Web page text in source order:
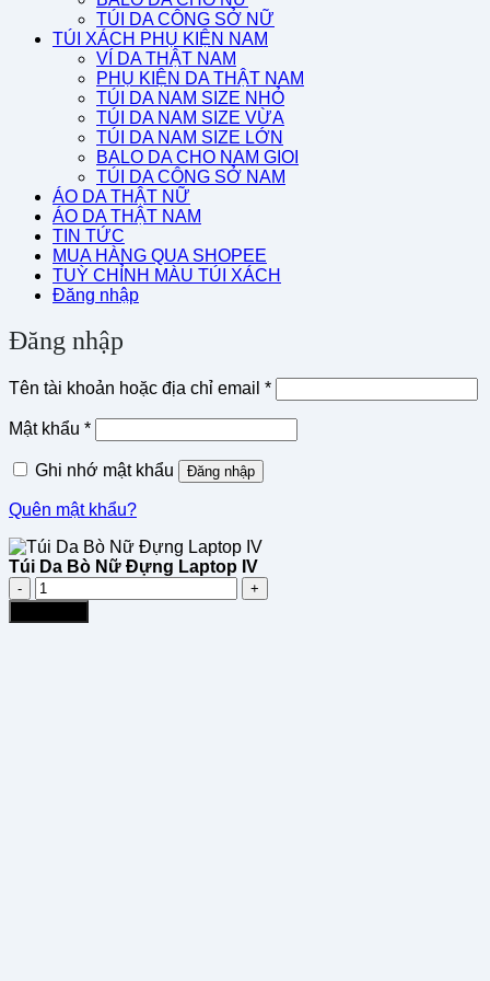
TÚI DA CÔNG SỞ NỮ
TÚI XÁCH PHỤ KIỆN NAM
VÍ DA THẬT NAM
PHỤ KIỆN DA THẬT NAM
TÚI DA NAM SIZE NHỎ
TÚI DA NAM SIZE VỪA
TÚI DA NAM SIZE LỚN
BALO DA CHO NAM GIOI
TÚI DA CÔNG SỞ NAM
ÁO DA THẬT NỮ
ÁO DA THẬT NAM
TIN TỨC
MUA HÀNG QUA SHOPEE
TUỲ CHỈNH MÀU TÚI XÁCH
Đăng nhập
Đăng nhập
Tên tài khoản hoặc địa chỉ email *Bắt
buộc
Mật khẩu *Bắt
buộc
Ghi nhớ mật khẩu
Đăng nhập
Quên mật khẩu?
Túi Da Bò Nữ Đựng Laptop IV
Túi
Da
Bò